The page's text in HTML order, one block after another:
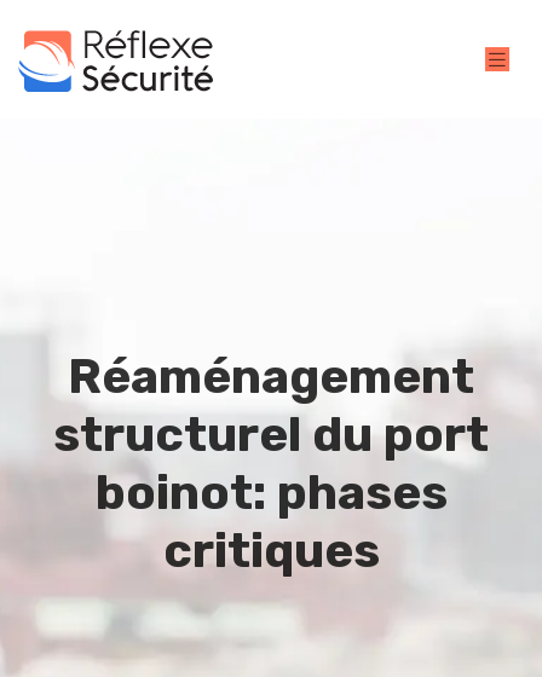
Réaménagement
structurel du port
boinot: phases
critiques